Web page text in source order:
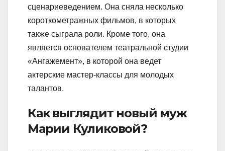
сценариеведением. Она сняла несколько
короткометражных фильмов, в которых
также сыграла роли. Кроме того, она
является основателем театральной студии
«Ангажемент», в которой она ведет
актерские мастер-классы для молодых
талантов.
Как выглядит новый муж
Марии Куликовой?